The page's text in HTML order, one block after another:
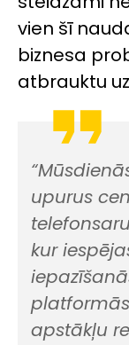
vien šī
biznesa
atbrauktu
upurus
kur
apstākļu